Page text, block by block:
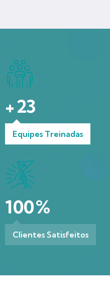
+23
Equipes Treinadas
100%
Clientes Satisfeitos